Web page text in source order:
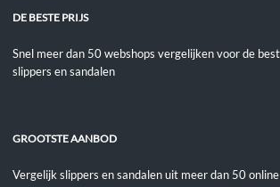
DE BESTE PRIJS
Snel meer dan 50 webshops vergelijken voor de
slippers en sandalen
GROOTSTE AANBOD
Vergelijk slippers en sandalen uit meer dan 50